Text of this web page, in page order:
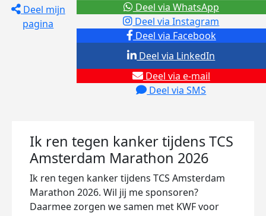
Deel mijn
pagina
Deel via Facebook
Deel via Instagram
Deel via e-mail
Deel via SMS
Deel via LinkedIn
Deel via WhatsApp
Ik ren tegen kanker tijdens TCS
Amsterdam Marathon 2026
Ik ren tegen kanker tijdens TCS Amsterdam
Marathon 2026. Wil jij me sponsoren?
Daarmee zorgen we samen met KWF voor